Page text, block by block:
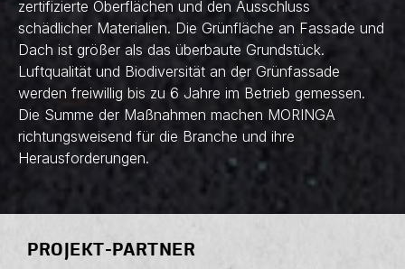
zertifizierte Oberflächen und den Ausschluss
schädlicher Materialien. Die Grünfläche an Fassade und
Dach ist größer als das überbaute Grundstück.
Luftqualität und Biodiversität an der Grünfassade
werden freiwillig bis zu 6 Jahre im Betrieb gemessen.
Die Summe der Maßnahmen machen MORINGA
richtungsweisend für die Branche und ihre
Herausforderungen.
PROJEKT-PARTNER